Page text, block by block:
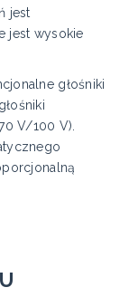
jest
jest wysokie
głośniki
V/100 V).